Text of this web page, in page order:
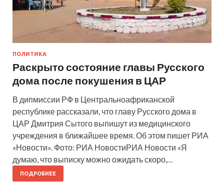
ПОЛИТИКА
Раскрыто состояние главы Русского
дома после покушения в ЦАР
В дипмиссии РФ в Центральноафриканской
республике рассказали, что главу Русского дома в
ЦАР Дмитрия Сытого выпишут из медицинского
учреждения в ближайшее время. Об этом пишет РИА
«Новости». Фото: РИА НовостиРИА Новости «Я
думаю, что выписку можно ожидать скоро,…
ПОДРОБНЕЕ